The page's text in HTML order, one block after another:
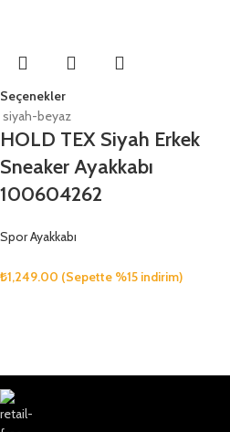
Seçenekler
siyah-beyaz
HOLD TEX Siyah Erkek
Sneaker Ayakkabı
100604262
Spor Ayakkabı
₺1,249.00 (Sepette %15 indirim)